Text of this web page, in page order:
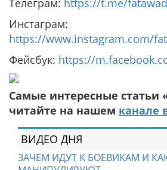
Телеграм: https://t.me/
Инстаграм:
https://www.instagram.com/
Фейсбук: https://
Самые интересные статьи
читайте на нашем канале
ВИДЕО ДНЯ
ЗАЧЕМ ИДУТ К БОЕВИКАМ И